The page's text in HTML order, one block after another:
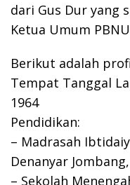
dari Gus Dur yang
Ketua Umum
Berikut adalah
Tempat Tanggal
1964
Pendidikan:
– Madrasah
Denanyar
– Sekolah